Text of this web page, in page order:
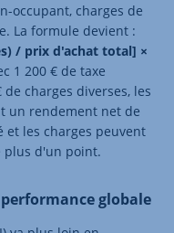
occupant, charges de
La formule devient :
/ prix d'achat total] ×
1 200 € de taxe
charges diverses, les
un rendement net de
et les charges peuvent
plus d'un point.
globale